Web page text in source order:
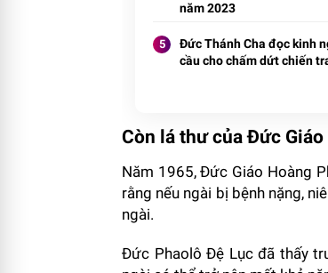
năm 2023
Đức Thánh Cha đọc kinh
cầu cho chấm dứt chiến
Còn lá thư của Đức
Năm 1965, Đức Giáo Hoàng
rằng nếu ngài bị bệnh nặng,
ngài.
Đức Phaolô Đệ Lục đã thấy